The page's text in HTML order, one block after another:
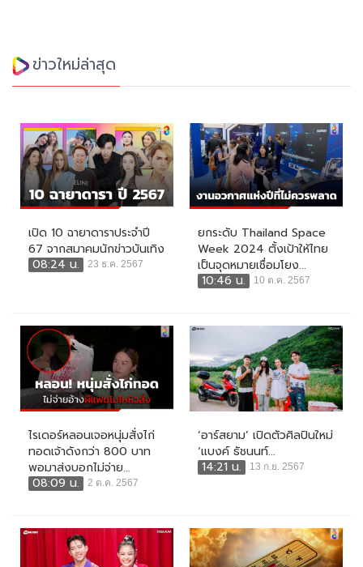
ข่าวใหม่ล่าสุด
เปิด 10 ฉายาดาราประจำปี
67 จากสมาคมนักข่าวบันเทิง
08:24 น.
23 ธ.ค. 2567
ยกระดับ Thailand Space
Week 2024 ตั้งเป้าให้ไทย
เป็นจุดหมายเชื่อมโยง...
10:46 น.
10 ต.ค. 2567
ไรเดอร์หลอนเจอหนุ่มสั่งไก่
ทอดเจ้าดังกว่า 800 บาท
พอมาส่งบอกไม่จ่าย...
08:09 น.
2 ต.ค. 2567
‘อาร์สยาม’ เปิดตัวศิลปินใหม่
‘แบงค์ ธัชนนท์...
14:21 น.
13 ก.ย. 2567